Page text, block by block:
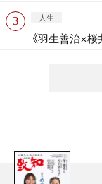
人生
《羽生善治×